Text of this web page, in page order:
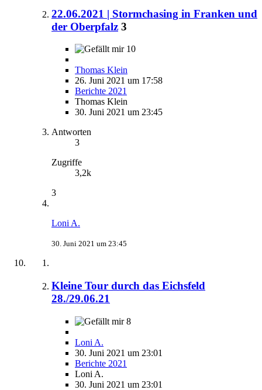
22.06.2021 | Stormchasing in Franken und
der Oberpfalz 3
10
Thomas Klein
26. Juni 2021 um 17:58
Berichte 2021
Thomas Klein
30. Juni 2021 um 23:45
Antworten
3
Zugriffe
3,2k
3
Loni A.
30. Juni 2021 um 23:45
Kleine Tour durch das Eichsfeld
28./29.06.21
8
Loni A.
30. Juni 2021 um 23:01
Berichte 2021
Loni A.
30. Juni 2021 um 23:01